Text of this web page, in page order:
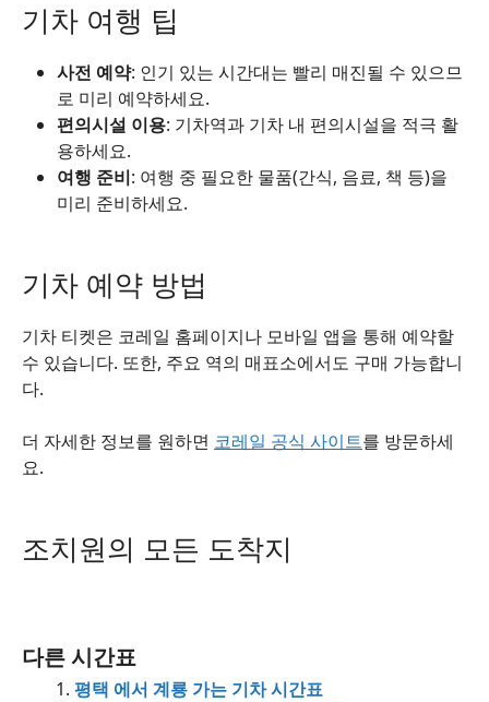
기차 여행 팁
사전 예약: 인기 있는 시간대는 빨리 매진될 수 있으므
로 미리 예약하세요.
편의시설 이용: 기차역과 기차 내 편의시설을 적극 활
용하세요.
여행 준비: 여행 중 필요한 물품(간식, 음료, 책 등)을
미리 준비하세요.
기차 예약 방법
기차 티켓은 코레일 홈페이지나 모바일 앱을 통해 예약할
수 있습니다. 또한, 주요 역의 매표소에서도 구매 가능합니
다.
더 자세한 정보를 원하면 코레일 공식 사이트를 방문하세
요.
조치원의 모든 도착지
다른 시간표
평택 에서 계룡 가는 기차 시간표